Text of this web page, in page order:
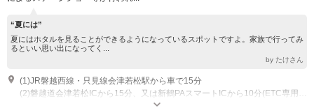
“夏には”
夏にはホタルを見ることができるようになっているスポットですよ。家族で行ってみ
るといい思い出になってく...
by たけさん
(1)JR磐越西線・只見線会津若松駅から車で15分